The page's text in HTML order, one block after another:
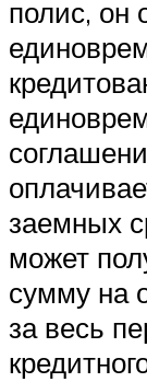
полис, он
заемных
может
сумму на
за весь